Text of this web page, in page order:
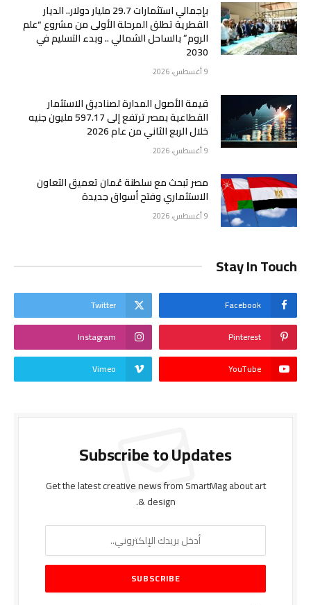
بإجمالي استثمارات 29.7 مليار دولار.. الديار
القطرية تطلق المرحلة الأولى من مشروع “علم
الروم” بالساحل الشمالي .. وبدء التسليم في
2030
9 أغسطس، 2026
قيمة الأصول المدارة لصناديق الاستثمار
القطاعية بمصر ترتفع إلى 597.17 مليون جنيه
خلال الربع الثاني من عام 2026
9 أغسطس، 2026
مصر تبحث مع سلطنة عُمان تعميق التعاون
الاستثماري وفتح أسواق جديدة
9 أغسطس، 2026
Stay In Touch
Facebook
Twitter
Pinterest
Instagram
YouTube
Vimeo
Subscribe to Updates
Get the latest creative news from SmartMag about art
& design.